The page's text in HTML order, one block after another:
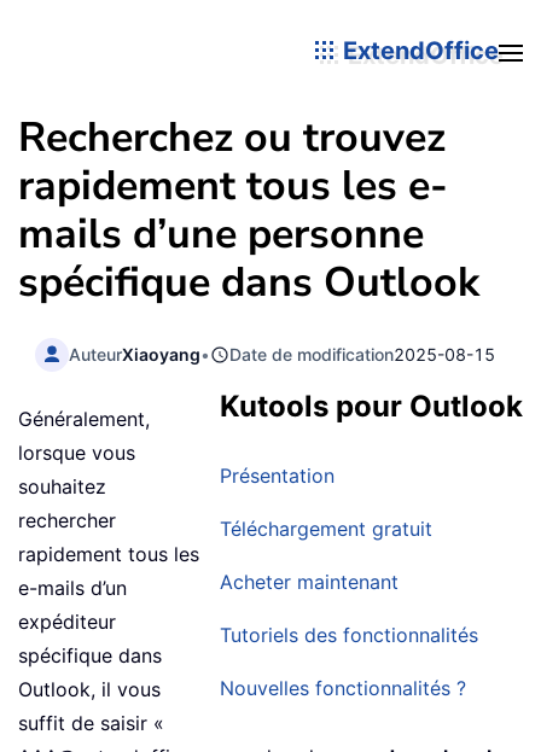
ExtendOffice
Recherchez ou trouvez
rapidement tous les e-
mails d’une personne
spécifique dans Outlook
AuteurXiaoyang• Date de modification2025-08-15
Kutools pour Outlook
Présentation
Téléchargement gratuit
Acheter maintenant
Tutoriels des fonctionnalités
Nouvelles fonctionnalités ?
Généralement,
lorsque vous
souhaitez
rechercher
rapidement tous les
e-mails d’un
expéditeur
spécifique dans
Outlook, il vous
suffit de saisir «